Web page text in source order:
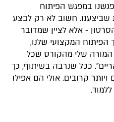
במפגש הפיתוח
שביצענו. חשוב לא רק לבצע
- אלא לציין שמדובר
המקצועי שלנו,
שלי מהקורס שכל
ככל שנרבה בשיתוף, כך
ויותר קרובים. אולי הם אפילו
ללמוד.